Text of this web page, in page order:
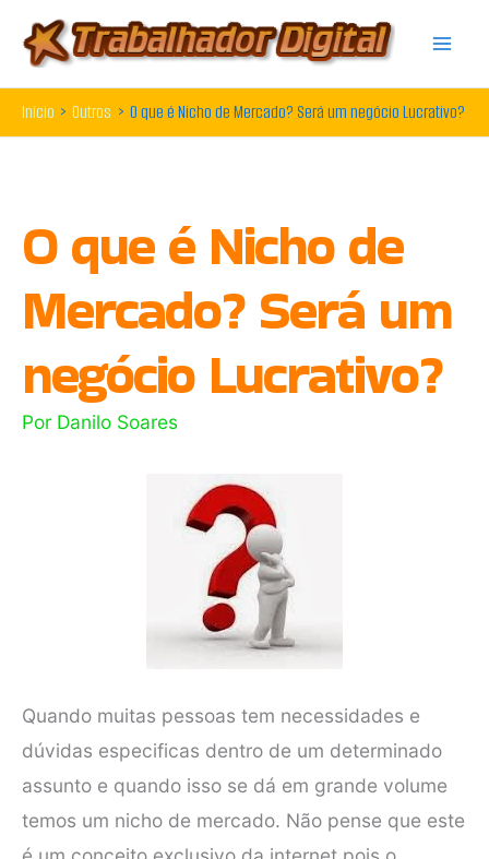
para
o
conteúdo
Início Outros O que é Nicho de Mercado? Será um negócio Lucrativo?
O que é Nicho de
Mercado? Será um
negócio Lucrativo?
Por Danilo Soares
Quando muitas pessoas tem necessidades e
dúvidas especificas dentro de um determinado
assunto e quando isso se dá em grande volume
temos um nicho de mercado. Não pense que este